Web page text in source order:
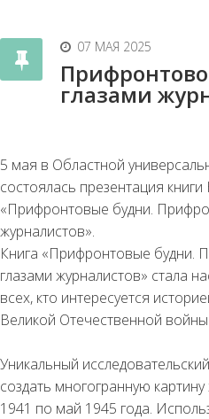
07 МАЯ 2025
глазами
5 мая в Областной
состоялась презентация
«Прифронтовые будни.
журналистов».
Книга «Прифронтовые будни.
глазами журналистов» стала
всех, кто интересуется
Великой Отечественной войны.
Уникальный
создать многогранную
1941 по май 1945 года.